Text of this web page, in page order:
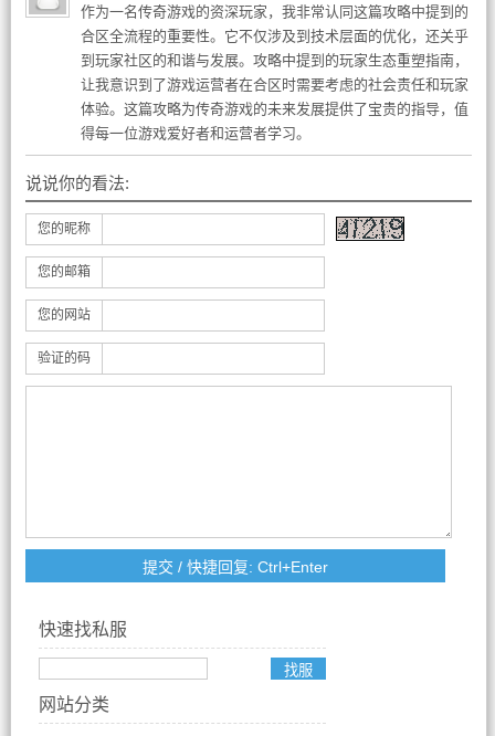
作为一名传奇游戏的资深玩家，我非常认同这篇攻略中提到的
合区全流程的重要性。它不仅涉及到技术层面的优化，还关乎
到玩家社区的和谐与发展。攻略中提到的玩家生态重塑指南，
让我意识到了游戏运营者在合区时需要考虑的社会责任和玩家
体验。这篇攻略为传奇游戏的未来发展提供了宝贵的指导，值
得每一位游戏爱好者和运营者学习。
说说你的看法:
您的昵称
您的邮箱
您的网站
验证的码
快速找私服
网站分类